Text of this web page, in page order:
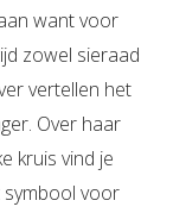
want voor
zowel sieraad
vertellen het
Over haar
kruis vind je
symbool voor